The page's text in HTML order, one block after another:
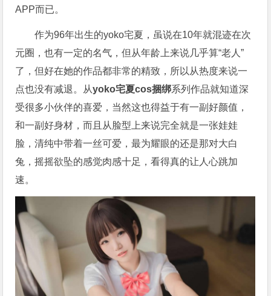
APP而已。
作为96年出生的yoko宅夏，虽说在10年就混迹在次
元圈，也有一定的名气，但从年龄上来说几乎算“老人”
了，但好在她的作品都非常的精致，所以从热度来说一
点也没有减退。从yoko宅夏cos捆绑系列作品就知道深
受很多小伙伴的喜爱，当然这也得益于有一副好颜值，
和一副好身材，而且从脸型上来说完全就是一张娃娃
脸，清纯中带着一丝可爱，最为耀眼的还是那对大白
兔，摇摇欲坠的感觉肉感十足，看得真的让人心跳加
速。